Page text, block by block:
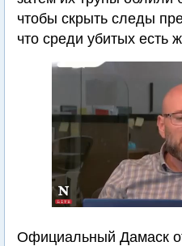
чтобы скрыть следы
что среди убитых есть
Официальный Дамаск